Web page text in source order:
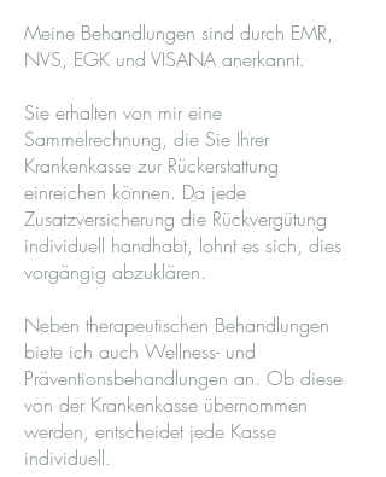
Meine Behandlungen sind durch EMR,
NVS, EGK und VISANA anerkannt.
Sie erhalten von mir eine
Sammelrechnung, die Sie Ihrer
Krankenkasse zur Rückerstattung
einreichen können. Da jede
Zusatzversicherung die Rückvergütung
individuell handhabt, lohnt es sich, dies
vorgängig abzuklären.
Neben therapeutischen Behandlungen
biete ich auch Wellness- und
Präventionsbehandlungen an. Ob diese
von der Krankenkasse übernommen
werden, entscheidet jede Kasse
individuell.